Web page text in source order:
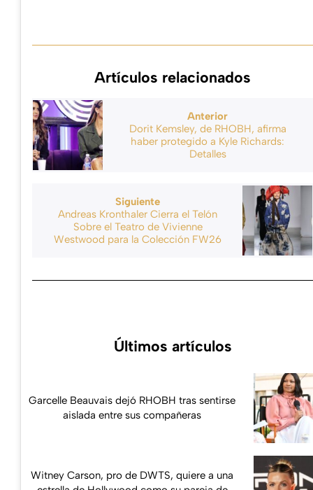
Artículos relacionados
Anterior
Dorit Kemsley, de RHOBH, afirma
haber protegido a Kyle Richards:
Detalles
Siguiente
Andreas Kronthaler Cierra el Telón
Sobre el Teatro de Vivienne
Westwood para la Colección FW26
Últimos artículos
Garcelle Beauvais dejó RHOBH tras sentirse
aislada entre sus compañeras
Witney Carson, pro de DWTS, quiere a una